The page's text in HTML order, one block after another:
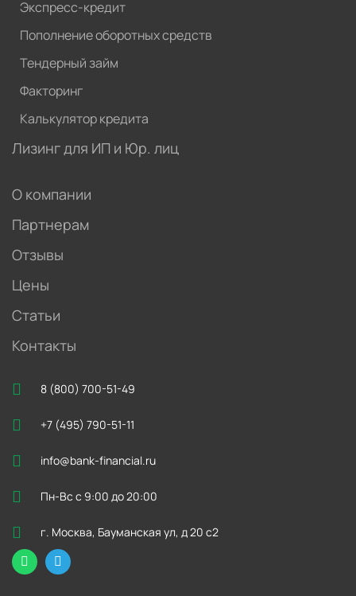
Экспресс-кредит
Пополнение оборотных средств
Тендерный займ
Факторинг
Калькулятор кредита
Лизинг для ИП и Юр. лиц
О компании
Партнерам
Отзывы
Цены
Статьи
Контакты
8 (800) 700-51-49
+7 (495) 790-51-11
info@bank-financial.ru
Пн-Вс с 9:00 до 20:00
г. Москва, Бауманская ул, д 20 с2